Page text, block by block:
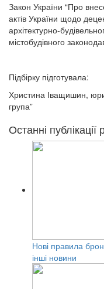
Закон України “Про
актів України щодо
архітектурно-
містобудівного
Підбірку підготувала:
Христина Іващишин,
група”
Останні публікації
Нові правила
інші новини